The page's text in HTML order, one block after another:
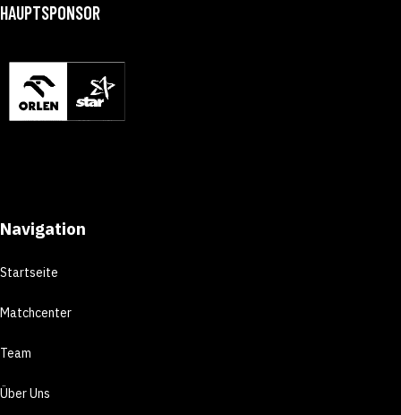
HAUPTSPONSOR
Navigation
Startseite
Matchcenter
Team
Über Uns